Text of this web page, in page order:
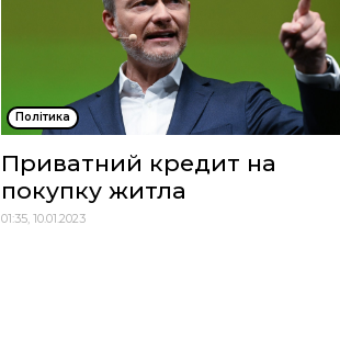
Політика
Приватний кредит на
покупку житла
01:35, 10.01.2023